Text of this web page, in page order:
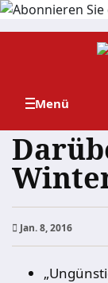
Zum
Jan. 8, 2016